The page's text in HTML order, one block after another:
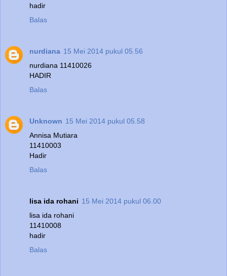
hadir
Balas
nurdiana 15 Mei 2014 pukul 05.56
nurdiana 11410026
HADIR
Balas
Unknown 15 Mei 2014 pukul 05.58
Annisa Mutiara
11410003
Hadir
Balas
lisa ida rohani 15 Mei 2014 pukul 06.00
lisa ida rohani
11410008
hadir
Balas